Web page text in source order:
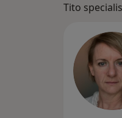
Tito